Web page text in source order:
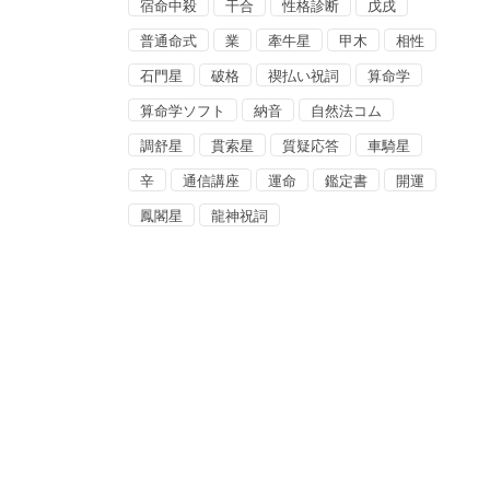
宿命中殺 干合 性格診断 戊戌
普通命式 業 牽牛星 甲木 相性
石門星 破格 禊払い祝詞 算命学
算命学ソフト 納音 自然法コム
調舒星 貫索星 質疑応答 車騎星
辛 通信講座 運命 鑑定書 開運
鳳閣星 龍神祝詞